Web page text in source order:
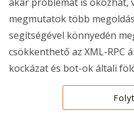
megmutatok több
segítségével könnyedén
csökkenthető az XML-RPC
kockázat és bot-ok általi